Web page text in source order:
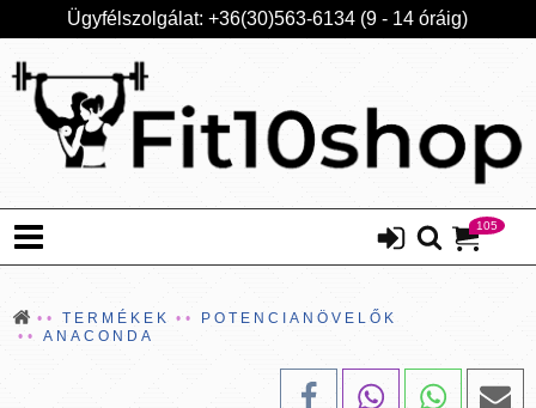
Ügyfélszolgálat: +36(30)563-6134 (9 - 14 óráig)
105
TERMÉKEK
POTENCIANÖVELŐK
ANACONDA